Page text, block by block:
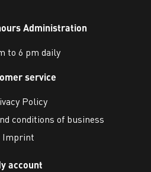
Administration
to 6 pm daily
service
Policy
conditions of business
Imprint
account